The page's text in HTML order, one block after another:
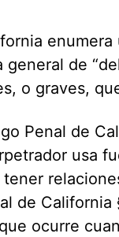
de
o graves,
Penal de
usa
de
ocurre